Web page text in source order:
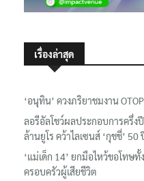
เรื่องล่าสุด
‘อนุทิน’ ควงภริยาชมงาน
ลอรีอัลโชว์ผลประกอบการครึ่ง
ล้านยูโร คว้าไลเซนส์ ‘กุชชี่’
‘แม่เด็ก 14’ ยกมือไหว้ขอโทษ
ครอบครัวผู้เสียชีวิต